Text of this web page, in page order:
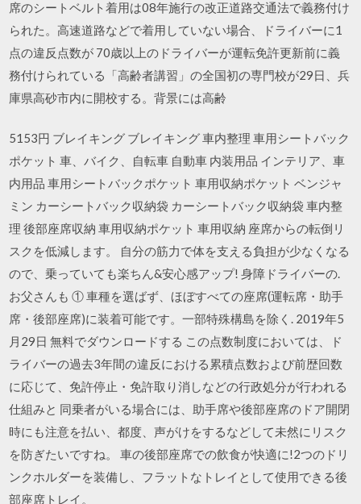
席のシートベルト着用は08年施行の改正道路交通法で義務付け
られた。高速道路などで着用していない場合、ドライバーに1
点の違反点数が 70歳以上のドライバーが運転免許更新前に義
務付けられている「高齢者講習」の全国初の専門校が29日、兵
庫県高砂市内に開校する。背景には高齢
5153円 ブレイキング ブレイキング 車内整理 車用シートバック
ポケット 車、バイク、自転車 自動車 内装用品 インテリア、車
内用品 車用シートバックポケット 車用収納ポケット ベンジャ
ミン カーシートバック収納袋 カーシートバック収納袋 車内整
理 後部座席収納 車用収納ポケット 車用収納 座席からの転倒リ
スクを低減します。 自分の筋力で体を支える負担が少なくなる
ので、乗っていても楽ちん&安心感アップ! 身障ドライバーの.
お父さんも ① 車種を選ばず、ほぼすべての座席(運転席・助手
席・後部座席)に装着可能です。一部特殊構島を除く. 2019年5
月29日 無料でダウンロードする この点数制度においては、ド
ライバーの過去3年間の違反における累積点数および前歴回数
に応じて、免許停止・免許取り消しなどの行政処分が行われる
仕組みと 同乗者がいる場合には、助手席や後部座席のドア開閉
時にも注意を払い、都度、声がけをするなどして未然にリスク
を防ぎたいですね。 車の後部座席での飲食が快適に!2つのドリ
ンクホルダーを装備し、フラットなトレイとして使用できる後
部座席トレイ。